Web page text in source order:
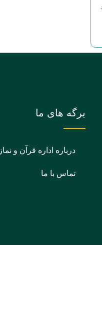
برگه های ما
درباره اداره قرآن و نماز
تماس با ما